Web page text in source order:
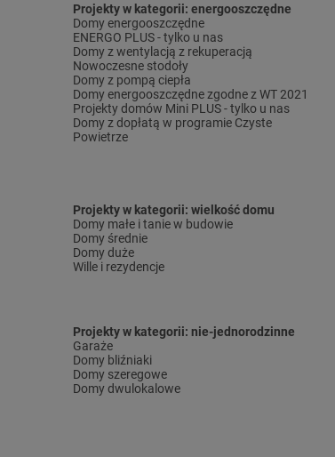
Projekty w kategorii: energooszczędne
Domy energooszczędne
ENERGO PLUS - tylko u nas
Domy z wentylacją z rekuperacją
Nowoczesne stodoły
Domy z pompą ciepła
Domy energooszczędne zgodne z WT 2021
Projekty domów Mini PLUS - tylko u nas
Domy z dopłatą w programie Czyste
Powietrze
Projekty w kategorii: wielkość domu
Domy małe i tanie w budowie
Domy średnie
Domy duże
Wille i rezydencje
Projekty w kategorii: nie-jednorodzinne
Garaże
Domy bliźniaki
Domy szeregowe
Domy dwulokalowe